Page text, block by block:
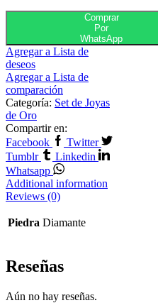
Comprar
Por
WhatsApp
Agregar a Lista de
deseos
Agregar a Lista de
comparación
Categoría: Set de Joyas
de Oro
Compartir en:
Facebook
Twitter
Tumblr
Linkedin
Whatsapp
Additional information
Reviews (0)
Piedra Diamante
Reseñas
Aún no hay reseñas.